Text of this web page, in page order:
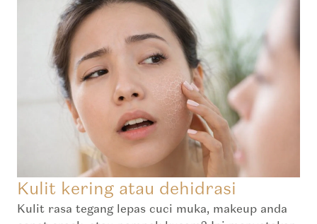
Kulit kering atau dehidrasi
Kulit rasa tegang lepas cuci muka, makeup anda